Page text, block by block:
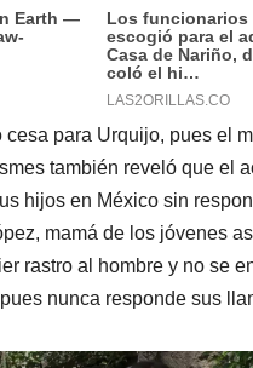
cesa para Urquijo, pues el
también reveló que el
hijos en México sin
mamá de los jóvenes
rastro al hombre y no se
nunca responde sus